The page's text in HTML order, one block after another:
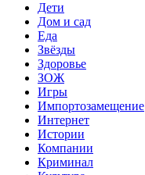
Дети
Дом и сад
Еда
Звёзды
Здоровье
ЗОЖ
Игры
Импортозамещение
Интернет
Истории
Компании
Криминал